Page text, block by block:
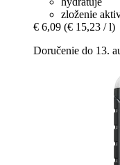
zloženie
€ 6,09 (€ 15,23 / l)
Doručenie do 13.